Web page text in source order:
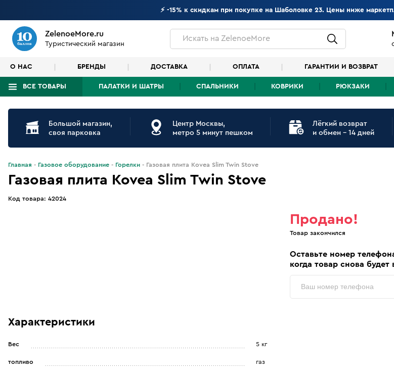
⚡ -15% к скидкам при покупке на Шаболовке 23. Цены ниже
ZelenoeMore.ru
Туристический магазин
Искатьна ZelenoeMore
О НАС БРЕНДЫ ДОСТАВКА ОПЛАТА ГАРАНТИИ И ВОЗВРАТ
ВСЕ ТОВАРЫ ПАЛАТКИ И ШАТРЫ СПАЛЬНИКИ КОВРИКИ РЮКЗАКИ
Что будем искать?
Большой магазин,
своя парковка
Центр Москвы,
метро 5 минут пешком
Лёгкий возврат
и обмен - 14 дней
Главная Газовое оборудование Горелки Газовая плита Kovea Slim Twin Stove
Газовая плита Kovea Slim Twin Stove
Код товара: 42024
Продано!
Товар закончился
Оставьте номер
когда товар снова будет
Характеристики
Вес 5 кг
топливо газ